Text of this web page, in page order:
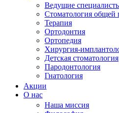
Ведущие
Стоматология общей
Терапия
Ортодонтия
Ортопедия
Хирургия-
Детская стоматология
Пародонтология
Гнатология
Акции
О нас
Наша миссия